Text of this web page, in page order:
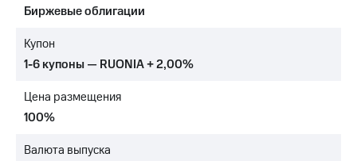
Достижения
Интервью
отчетность
Биржевые облигации
Купон
1-6 купоны — RUONIA + 2,00%
Цена размещения
100%
Валюта выпуска